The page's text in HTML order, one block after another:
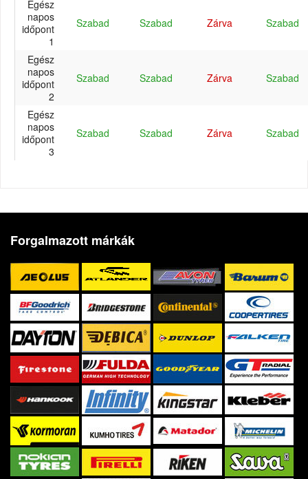
Egész
napos
időpont
1
Szabad Szabad Zárva Szabad
Egész
napos
időpont
2
Szabad Szabad Zárva Szabad
Egész
napos
időpont
3
Szabad Szabad Zárva Szabad
Forgalmazott márkák